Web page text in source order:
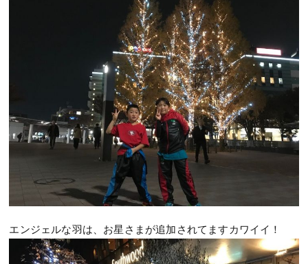
エンジェルな羽は、お星さまが追加されてますカワイイ！